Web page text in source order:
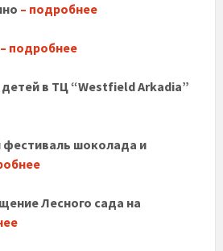
– подробнее
– подробнее
в TЦ “Westfield Arkadia”
шоколада и
Лесного сада на